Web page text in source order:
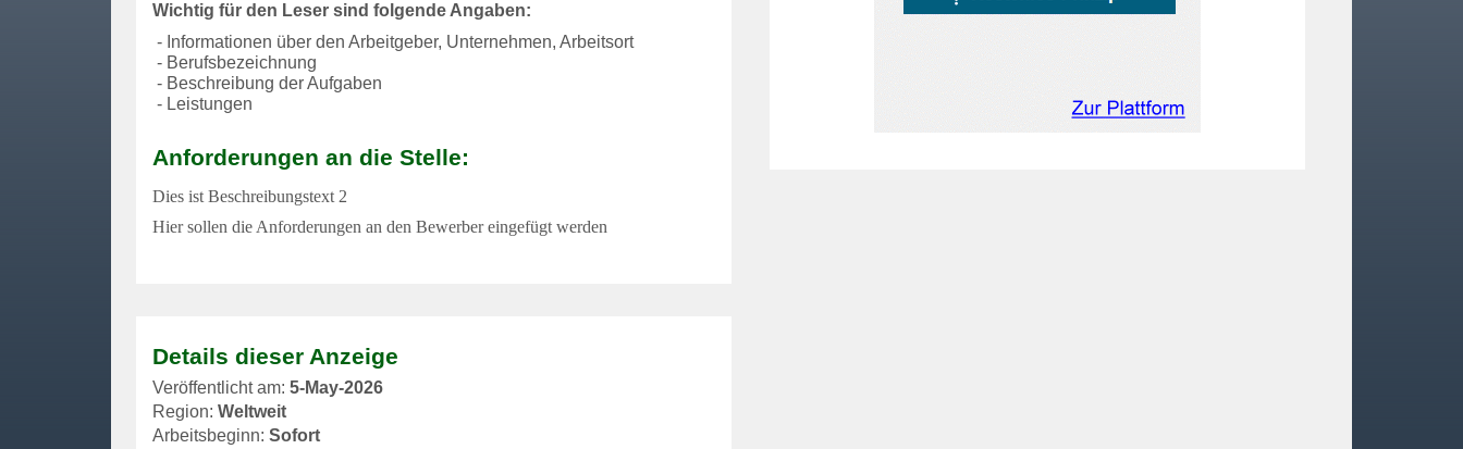
Wichtig für den Leser sind folgende Angaben:
- Informationen über den Arbeitgeber, Unternehmen, Arbeitsort
- Berufsbezeichnung
- Beschreibung der Aufgaben
- Leistungen
Anforderungen an die Stelle:
Dies ist Beschreibungstext 2
Hier sollen die Anforderungen an den Bewerber eingefügt werden
Details dieser Anzeige
Veröffentlicht am: 5-May-2026
Region: Weltweit
Arbeitsbeginn: Sofort